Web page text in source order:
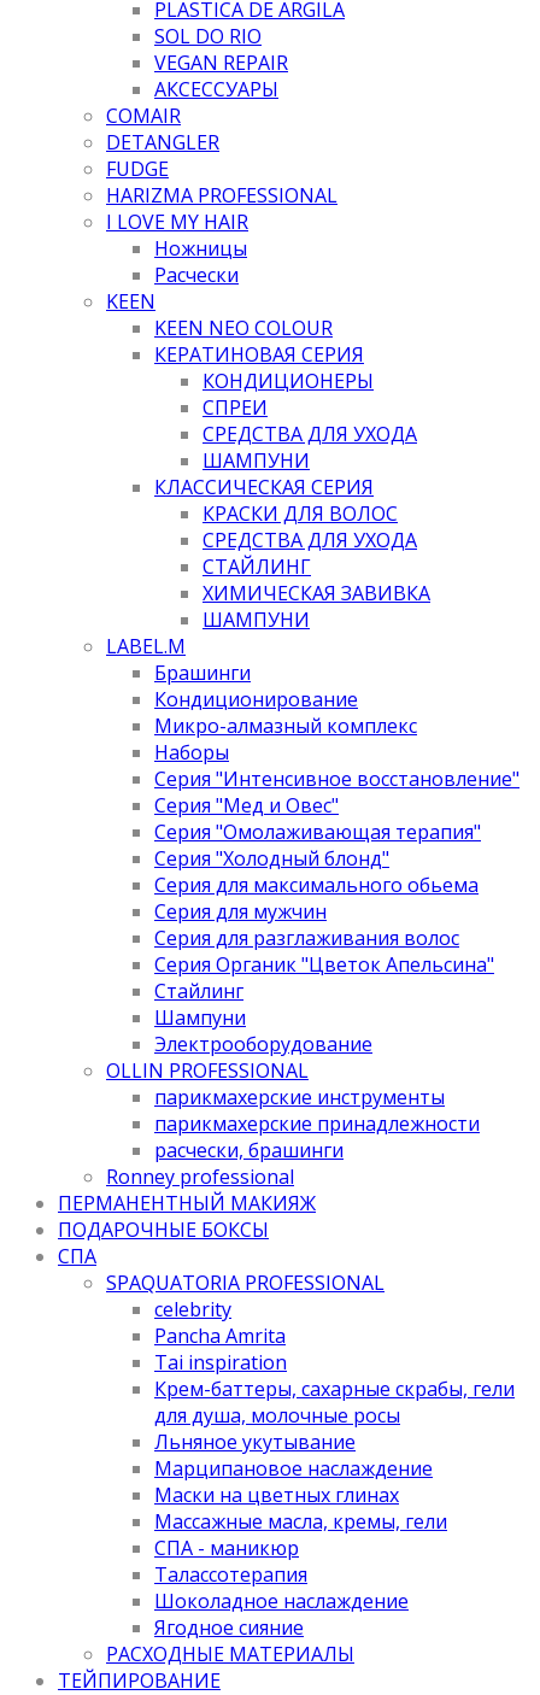
PLASTICA DE ARGILA
SOL DO RIO
VEGAN REPAIR
АКСЕССУАРЫ
COMAIR
DETANGLER
FUDGE
HARIZMA PROFESSIONAL
I LOVE MY HAIR
Ножницы
Расчески
KEEN
KEEN NEO COLOUR
КЕРАТИНОВАЯ СЕРИЯ
КОНДИЦИОНЕРЫ
СПРЕИ
СРЕДСТВА ДЛЯ УХОДА
ШАМПУНИ
КЛАССИЧЕСКАЯ СЕРИЯ
КРАСКИ ДЛЯ ВОЛОС
СРЕДСТВА ДЛЯ УХОДА
СТАЙЛИНГ
ХИМИЧЕСКАЯ ЗАВИВКА
ШАМПУНИ
LABEL.M
Брашинги
Кондиционирование
Микро-алмазный комплекс
Наборы
Серия "Интенсивное восстановление"
Серия "Мед и Овес"
Серия "Омолаживающая терапия"
Серия "Холодный блонд"
Серия для максимального обьема
Серия для мужчин
Серия для разглаживания волос
Серия Органик "Цветок Апельсина"
Стайлинг
Шампуни
Электрооборудование
OLLIN PROFESSIONAL
парикмахерские инструменты
парикмахерские принадлежности
расчески, брашинги
Ronney professional
ПЕРМАНЕНТНЫЙ МАКИЯЖ
ПОДАРОЧНЫЕ БОКСЫ
СПА
SPAQUATORIA PROFESSIONAL
celebrity
Pancha Amrita
Tai inspiration
Крем-баттеры, сахарные скрабы, гели
для душа, молочные росы
Льняное укутывание
Марципановое наслаждение
Маски на цветных глинах
Массажные масла, кремы, гели
СПА - маникюр
Талассотерапия
Шоколадное наслаждение
Ягодное сияние
РАСХОДНЫЕ МАТЕРИАЛЫ
ТЕЙПИРОВАНИЕ